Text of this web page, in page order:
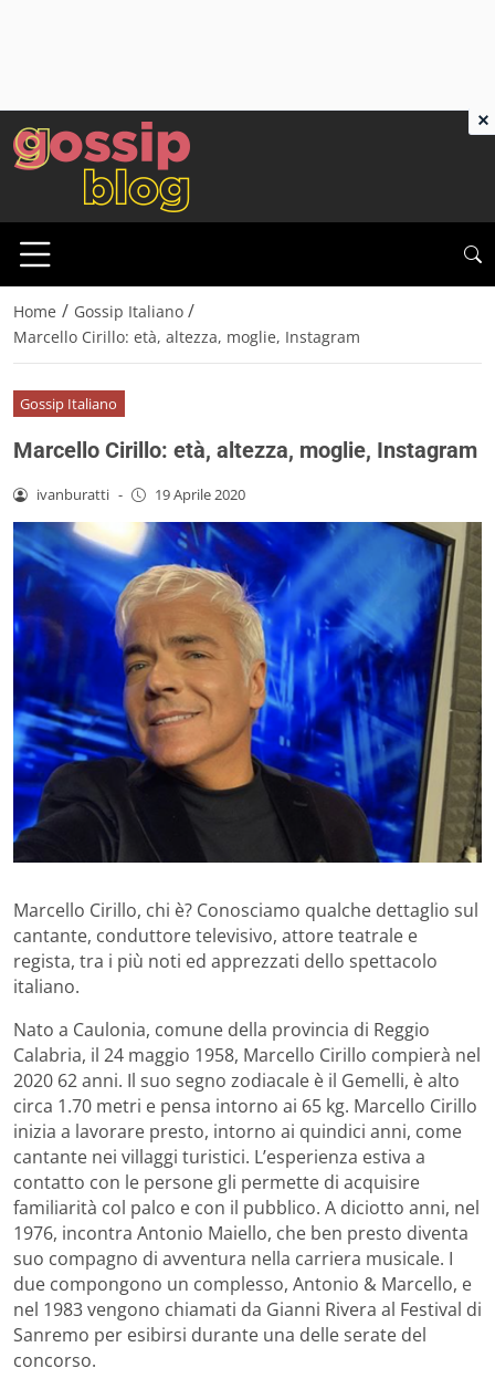
Home / Gossip Italiano /
Marcello Cirillo: età, altezza, moglie, Instagram
Gossip Italiano
Marcello Cirillo: età, altezza, moglie, Instagram
ivanburatti - 19 Aprile 2020
Marcello Cirillo, chi è? Conosciamo qualche dettaglio sul
cantante, conduttore televisivo, attore teatrale e
regista, tra i più noti ed apprezzati dello spettacolo
italiano.
Nato a Caulonia, comune della provincia di Reggio
Calabria, il 24 maggio 1958, Marcello Cirillo compierà nel
2020 62 anni. Il suo segno zodiacale è il Gemelli, è alto
circa 1.70 metri e pensa intorno ai 65 kg. Marcello Cirillo
inizia a lavorare presto, intorno ai quindici anni, come
cantante nei villaggi turistici. L’esperienza estiva a
contatto con le persone gli permette di acquisire
familiarità col palco e con il pubblico. A diciotto anni, nel
1976, incontra Antonio Maiello, che ben presto diventa
suo compagno di avventura nella carriera musicale. I
due compongono un complesso, Antonio & Marcello, e
nel 1983 vengono chiamati da Gianni Rivera al Festival di
Sanremo per esibirsi durante una delle serate del
concorso.
×